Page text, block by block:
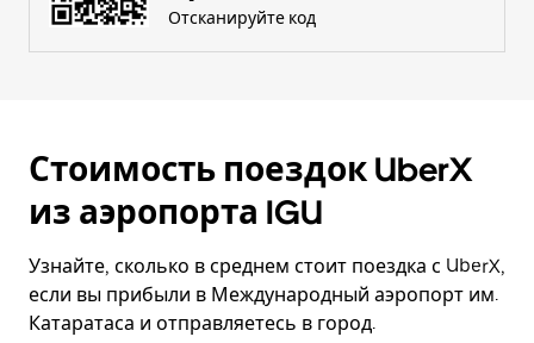
Отсканируйте код
Стоимость поездок UberX
из аэропорта IGU
Узнайте, сколько в среднем стоит поездка с UberX,
если вы прибыли в Международный аэропорт им.
Катаратаса и отправляетесь в город.